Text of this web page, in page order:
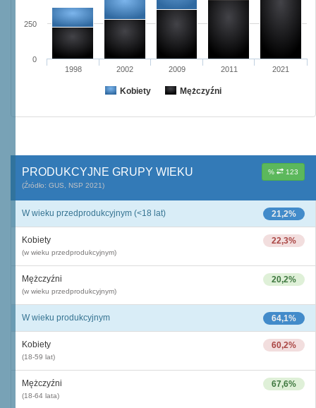
Kobiety Mężczyźni
1998 2002 2009 2011 2021
0
250
% 123
PRODUKCYJNE GRUPY WIEKU
(Źródło: GUS, NSP 2021)
21,2%
W wieku przedprodukcyjnym (<18 lat)
22,3%
Kobiety
(w wieku przedprodukcyjnym)
20,2%
Mężczyźni
(w wieku przedprodukcyjnym)
64,1%
W wieku produkcyjnym
60,2%
Kobiety
(18-59 lat)
67,6%
Mężczyźni
(18-64 lata)